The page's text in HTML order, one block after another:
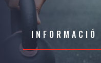
INFORMACIÓ